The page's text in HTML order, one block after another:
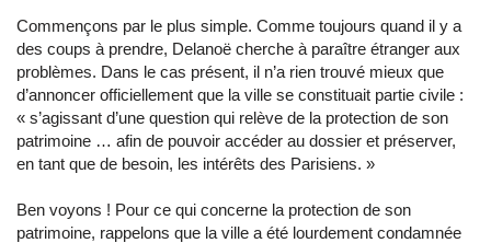
Commençons par le plus simple. Comme toujours quand il y a
des coups à prendre, Delanoë cherche à paraître étranger aux
problèmes. Dans le cas présent, il n’a rien trouvé mieux que
d’annoncer officiellement que la ville se constituait partie civile :
« s’agissant d’une question qui relève de la protection de son
patrimoine … afin de pouvoir accéder au dossier et préserver,
en tant que de besoin, les intérêts des Parisiens. »
Ben voyons ! Pour ce qui concerne la protection de son
patrimoine, rappelons que la ville a été lourdement condamnée